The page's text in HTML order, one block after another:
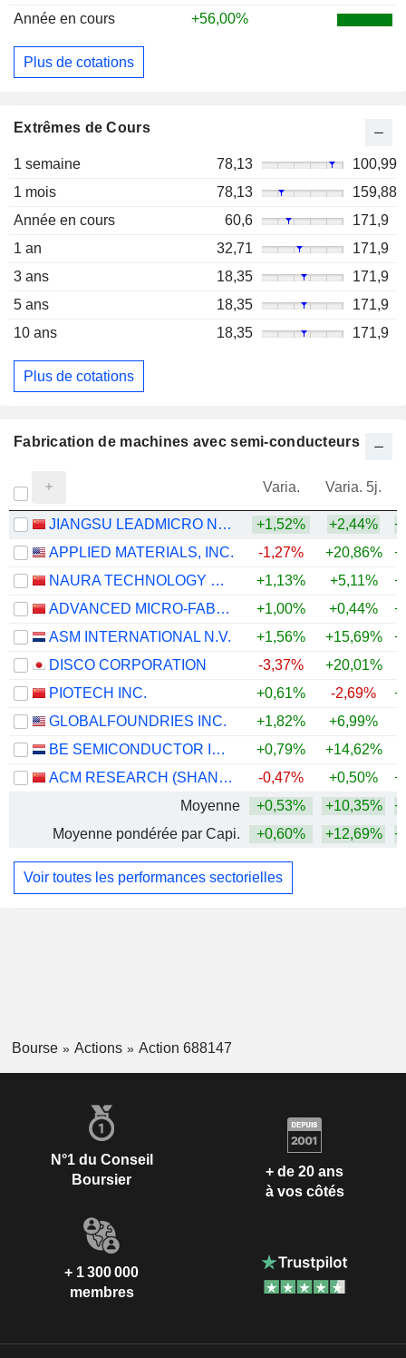
Année en cours
+56,00%
Plus de cotations
Extrêmes de Cours
1 semaine 78,13
100,99
1 mois
78,13
159,88
Année en cours
60,6
171,9
1 an
32,71
171,9
3 ans
18,35
171,9
5 ans
18,35
171,9
10 ans
18,35 171,9
Plus de cotations
Fabrication de machines avec semi-conducteurs
Varia. Varia. 5j.
JIANGSU LEADMICRO NANO-EQUIPMENT TECHNOLOGY LTD +1,52% +2,44%
APPLIED MATERIALS, INC.
-1,27% +20,86%
NAURA TECHNOLOGY GROUP CO., LTD.
+1,13% +5,11%
ADVANCED MICRO-FABRICATION EQUIPMENT INC. CHINA
+1,00% +0,44%
ASM INTERNATIONAL N.V.
+1,56% +15,69%
DISCO CORPORATION
-3,37% +20,01%
PIOTECH INC.
+0,61% -2,69%
GLOBALFOUNDRIES INC.
+1,82% +6,99%
BE SEMICONDUCTOR INDUSTRIES N.V.
+0,79% +14,62%
ACM RESEARCH (SHANGHAI), INC.
-0,47% +0,50%
Moyenne
+0,53% +10,35%
Moyenne pondérée par Capi.
+0,60% +12,69%
Voir toutes les performances sectorielles
Bourse Actions Action 688147
N°1 du Conseil
Boursier
+ de 20 ans
à vos côtés
+ 1 300 000
membres